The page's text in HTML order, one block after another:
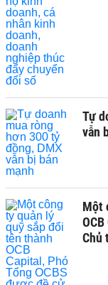
Tự
vẫn
Một
Chủ